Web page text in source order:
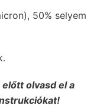
50% selyem
olvasd el a